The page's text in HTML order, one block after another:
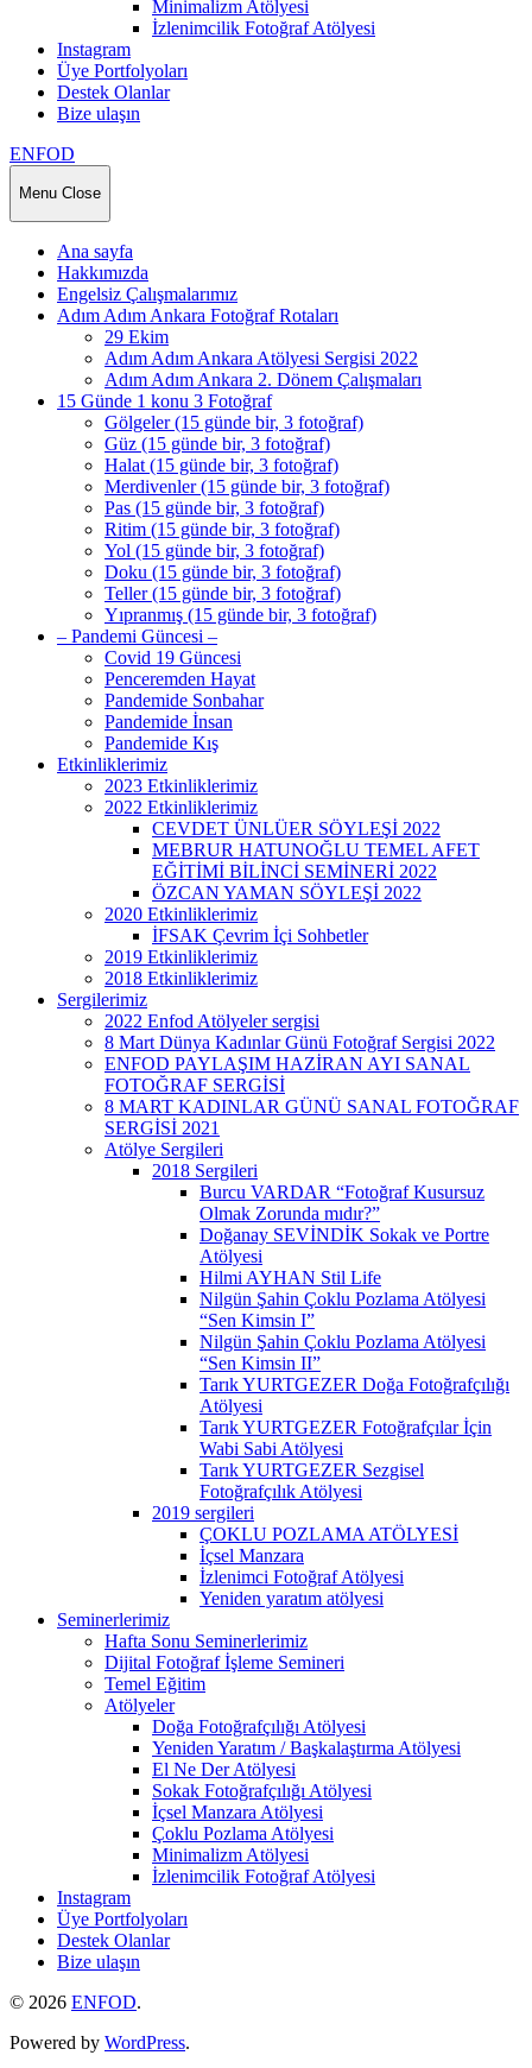
Minimalizm Atölyesi
İzlenimcilik Fotoğraf Atölyesi
Instagram
Üye Portfolyoları
Destek Olanlar
Bize ulaşın
ENFOD
Menu Close
Ana sayfa
Hakkımızda
Engelsiz Çalışmalarımız
Adım Adım Ankara Fotoğraf Rotaları
29 Ekim
Adım Adım Ankara Atölyesi Sergisi 2022
Adım Adım Ankara 2. Dönem Çalışmaları
15 Günde 1 konu 3 Fotoğraf
Gölgeler (15 günde bir, 3 fotoğraf)
Güz (15 günde bir, 3 fotoğraf)
Halat (15 günde bir, 3 fotoğraf)
Merdivenler (15 günde bir, 3 fotoğraf)
Pas (15 günde bir, 3 fotoğraf)
Ritim (15 günde bir, 3 fotoğraf)
Yol (15 günde bir, 3 fotoğraf)
Doku (15 günde bir, 3 fotoğraf)
Teller (15 günde bir, 3 fotoğraf)
Yıpranmış (15 günde bir, 3 fotoğraf)
– Pandemi Güncesi –
Covid 19 Güncesi
Penceremden Hayat
Pandemide Sonbahar
Pandemide İnsan
Pandemide Kış
Etkinliklerimiz
2023 Etkinliklerimiz
2022 Etkinliklerimiz
CEVDET ÜNLÜER SÖYLEŞİ 2022
MEBRUR HATUNOĞLU TEMEL AFET
EĞİTİMİ BİLİNCİ SEMİNERİ 2022
ÖZCAN YAMAN SÖYLEŞİ 2022
2020 Etkinliklerimiz
İFSAK Çevrim İçi Sohbetler
2019 Etkinliklerimiz
2018 Etkinliklerimiz
Sergilerimiz
2022 Enfod Atölyeler sergisi
8 Mart Dünya Kadınlar Günü Fotoğraf Sergisi 2022
ENFOD PAYLAŞIM HAZİRAN AYI SANAL
FOTOĞRAF SERGİSİ
8 MART KADINLAR GÜNÜ SANAL FOTOĞRAF
SERGİSİ 2021
Atölye Sergileri
2018 Sergileri
Burcu VARDAR “Fotoğraf Kusursuz
Olmak Zorunda mıdır?”
Doğanay SEVİNDİK Sokak ve Portre
Atölyesi
Hilmi AYHAN Stil Life
Nilgün Şahin Çoklu Pozlama Atölyesi
“Sen Kimsin I”
Nilgün Şahin Çoklu Pozlama Atölyesi
“Sen Kimsin II”
Tarık YURTGEZER Doğa Fotoğrafçılığı
Atölyesi
Tarık YURTGEZER Fotoğrafçılar İçin
Wabi Sabi Atölyesi
Tarık YURTGEZER Sezgisel
Fotoğrafçılık Atölyesi
2019 sergileri
ÇOKLU POZLAMA ATÖLYESİ
İçsel Manzara
İzlenimci Fotoğraf Atölyesi
Yeniden yaratım atölyesi
Seminerlerimiz
Hafta Sonu Seminerlerimiz
Dijital Fotoğraf İşleme Semineri
Temel Eğitim
Atölyeler
Doğa Fotoğrafçılığı Atölyesi
Yeniden Yaratım / Başkalaştırma Atölyesi
El Ne Der Atölyesi
Sokak Fotoğrafçılığı Atölyesi
İçsel Manzara Atölyesi
Çoklu Pozlama Atölyesi
Minimalizm Atölyesi
İzlenimcilik Fotoğraf Atölyesi
Instagram
Üye Portfolyoları
Destek Olanlar
Bize ulaşın
© 2026 ENFOD.
Powered by WordPress.